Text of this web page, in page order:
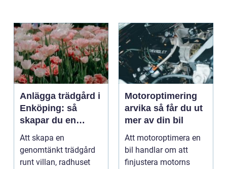
Anlägga trädgård i
Enköping: så
skapar du en
hållbar och
harmonisk
utemiljö
Att skapa en
genomtänkt trädgård
runt villan, radhuset
Motoroptimering
arvika så får du ut
mer av din bil
Att motoroptimera en
bil handlar om att
finjustera motorns